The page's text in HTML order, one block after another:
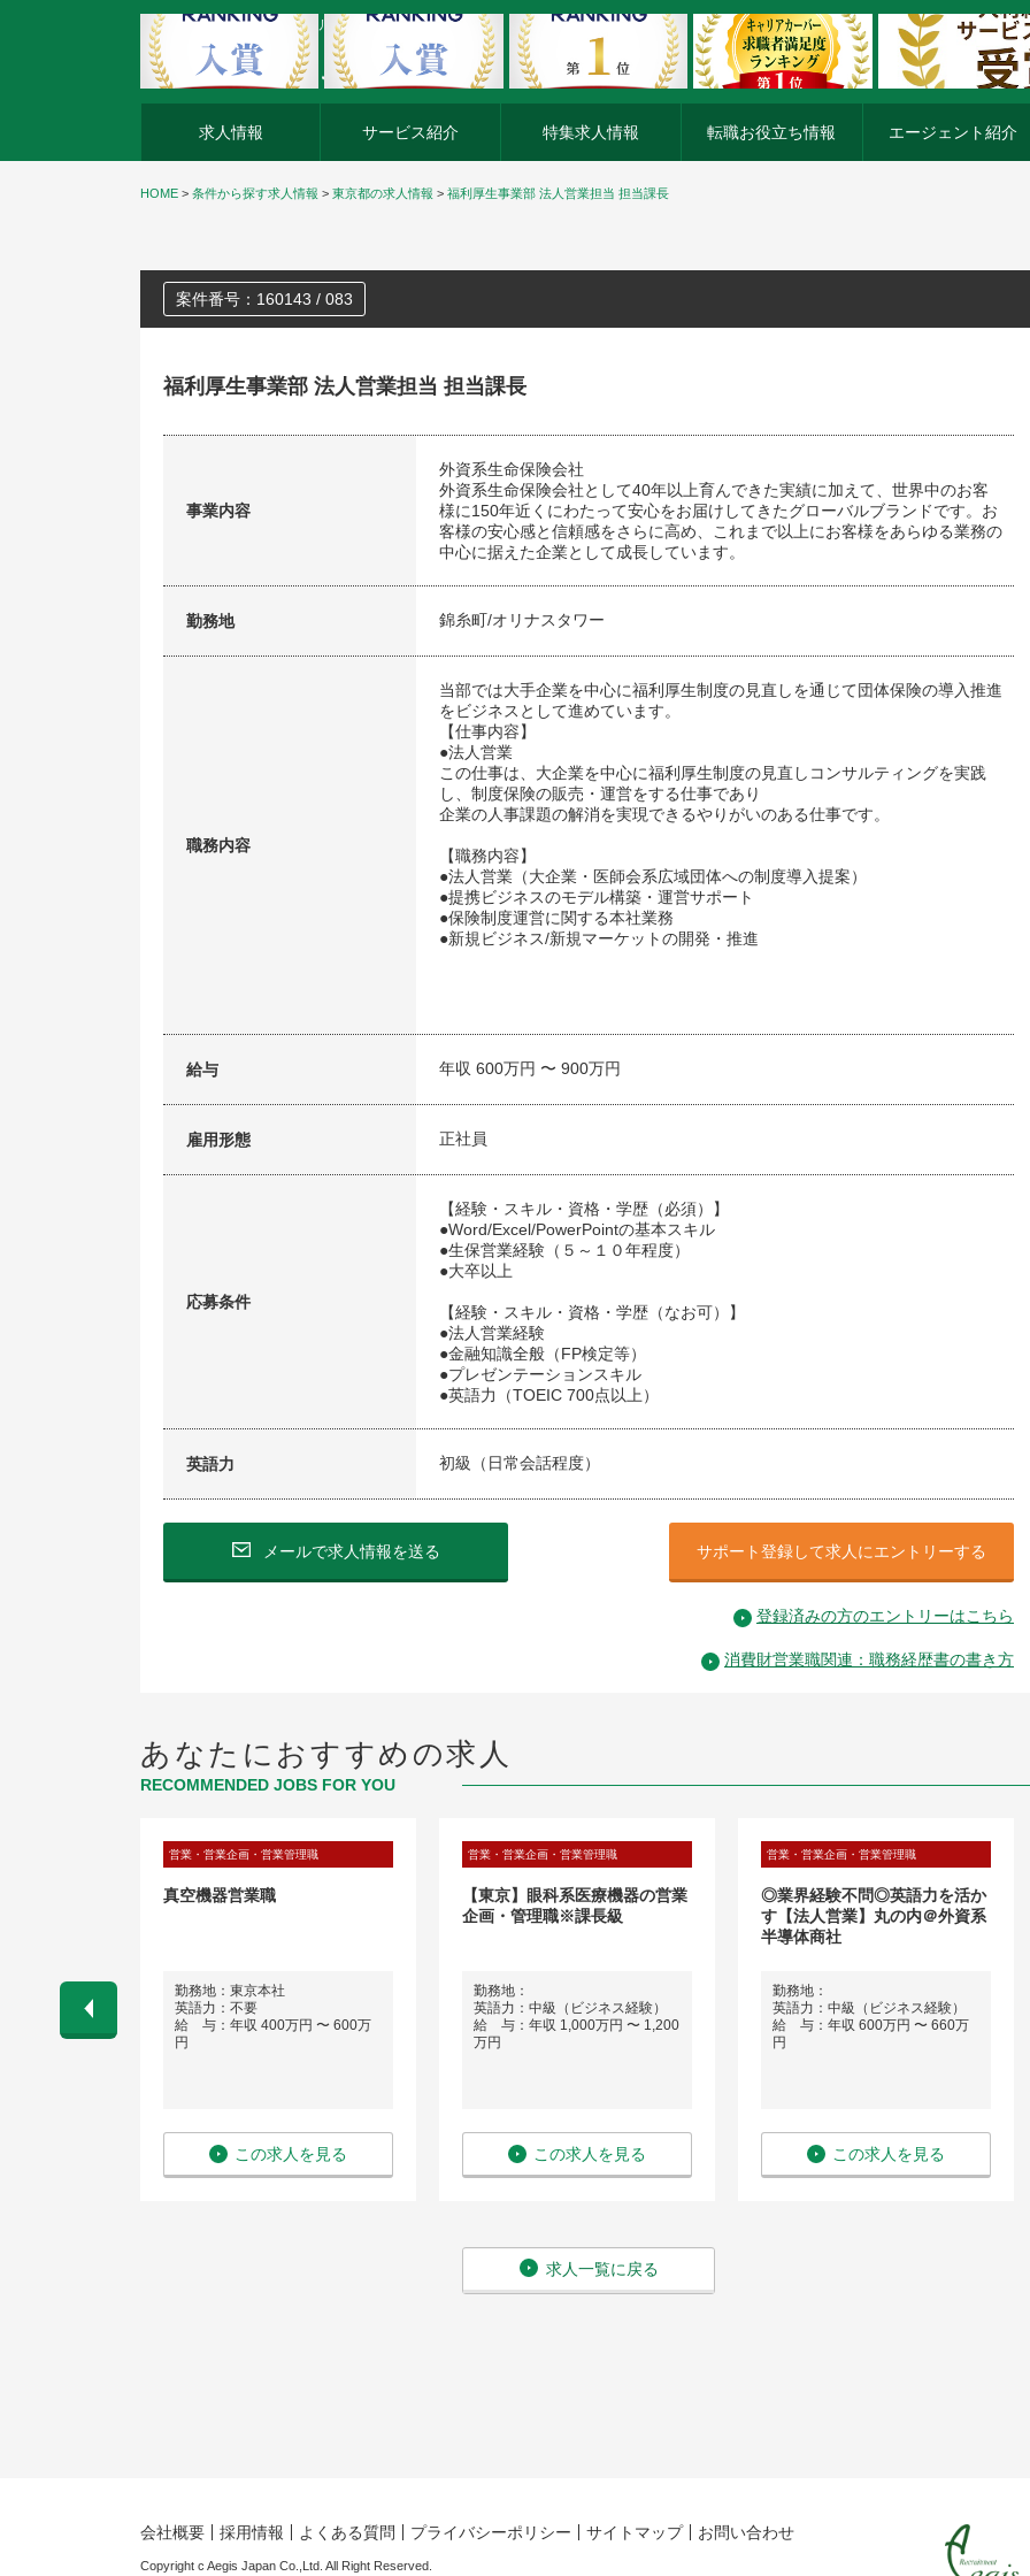
外資系企業の転職・キャリア転職ならアージスジャパン
求人情報 サービス紹介 特集求人情報 転職お役立ち情報 エージェント紹介
HOME > 条件から探す求人情報 > 東京都の求人情報 > 福利厚生事業部 法人営業担当 担当課長
案件番号：160143 / 083
福利厚生事業部 法人営業担当 担当課長
事業内容
外資系生命保険会社
外資系生命保険会社として40年以上育んできた実績に加えて、世界中のお客
様に150年近くにわたって安心をお届けしてきたグローバルブランドです。お
客様の安心感と信頼感をさらに高め、これまで以上にお客様をあらゆる業務の
中心に据えた企業として成長しています。
勤務地 錦糸町/オリナスタワー
職務内容
当部では大手企業を中心に福利厚生制度の見直しを通じて団体保険の導入推進
をビジネスとして進めています。
【仕事内容】
●法人営業
この仕事は、大企業を中心に福利厚生制度の見直しコンサルティングを実践
し、制度保険の販売・運営をする仕事であり
企業の人事課題の解消を実現できるやりがいのある仕事です。
【職務内容】
●法人営業（大企業・医師会系広域団体への制度導入提案）
●提携ビジネスのモデル構築・運営サポート
●保険制度運営に関する本社業務
●新規ビジネス/新規マーケットの開発・推進
給与 年収 600万円 〜 900万円
雇用形態 正社員
応募条件
【経験・スキル・資格・学歴（必須）】
●Word/Excel/PowerPointの基本スキル
●生保営業経験（５～１０年程度）
●大卒以上
【経験・スキル・資格・学歴（なお可）】
●法人営業経験
●金融知識全般（FP検定等）
●プレゼンテーションスキル
●英語力（TOEIC 700点以上）
英語力 初級（日常会話程度）
メールで求人情報を送る サポート登録して求人にエントリーする
登録済みの方のエントリーはこちら
消費財営業職関連：職務経歴書の書き方
あなたにおすすめの求人
RECOMMENDED JOBS FOR YOU
クリムゾ
〜 700万
営業・営業企画・営業管理職
真空機器営業職
勤務地：東京本社
英語力：不要
給 与：年収 400万円 〜 600万
円
この求人を見る
営業・営業企画・営業管理職
【東京】眼科系医療機器の営業
企画・管理職※課長級
勤務地：
英語力：中級（ビジネス経験）
給 与：年収 1,000万円 〜 1,200
万円
この求人を見る
営業・営業企画・営業管理職
◎業界経験不問◎英語力を活か
す【法人営業】丸の内＠外資系
半導体商社
勤務地：
英語力：中級（ビジネス経験）
給 与：年収 600万円 〜 660万
円
この求人を見る
求人一覧に戻る
会社概要 採用情報 よくある質問 プライバシーポリシー サイトマップ お問い合わせ
Copyright c Aegis Japan Co.,Ltd. All Right Reserved.